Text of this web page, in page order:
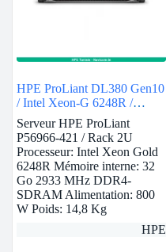
HPE ProLiant DL380 Gen10
/ Intel Xeon-G 6248R /
32GB
Serveur HPE ProLiant
P56966-421 / Rack 2U
Processeur: Intel Xeon Gold
6248R Mémoire interne: 32
Go 2933 MHz DDR4-
SDRAM Alimentation: 800
W Poids: 14,8 Kg
HPE